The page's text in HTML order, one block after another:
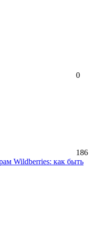
0
186
Wildberries: как быть